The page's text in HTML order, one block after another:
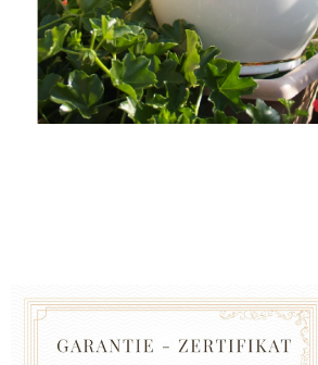
FOTOGALERIE
Blog
REINIGUNG
ZUFRIEDENHEITSGARANTIE